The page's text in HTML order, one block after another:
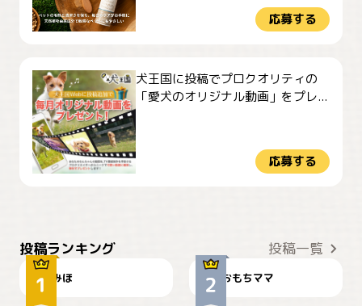
応募する
犬王国に投稿でプロクオリティの
「愛犬のオリジナル動画」をプレ...
応募する
投稿ランキング 投稿一覧
みほ おもちママ
可愛い？ 見てるぞぉ